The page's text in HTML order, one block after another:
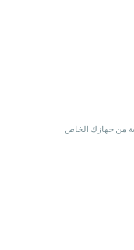
من جهازك الخاص